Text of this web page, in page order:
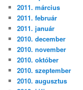
2011. március
2011. február
2011. január
2010. december
2010. november
2010. október
2010. szeptember
2010. augusztus